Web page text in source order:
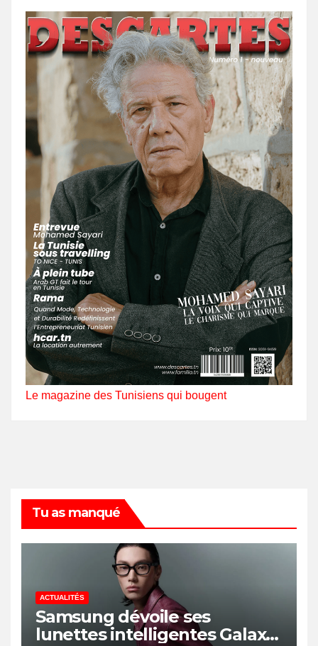
Le magazine des Tunisiens qui bougent
Tu as manqué
ACTUALITÉS
Samsung dévoile ses
lunettes intelligentes Galaxy